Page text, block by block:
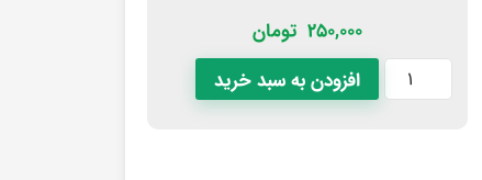
250,000 تومان
افزودن به سبد خرید